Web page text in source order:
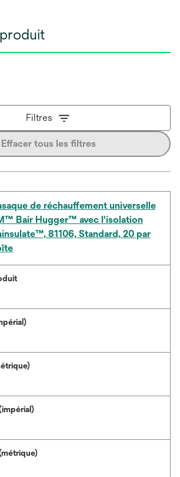
Filtres
Effacer tous les filtres
de réchauffement universelle
Bair Hugger™ avec l'isolation
81106, Standard, 20 par